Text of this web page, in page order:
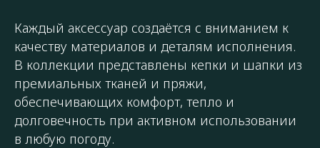
Каждый аксессуар создаётся с вниманием к
качеству материалов и деталям исполнения.
В коллекции представлены кепки и шапки из
премиальных тканей и пряжи,
обеспечивающих комфорт, тепло и
долговечность при активном использовании
в любую погоду.